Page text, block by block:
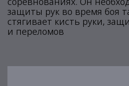
защиты рук во время боя
стягивает кисть руки,
и переломов